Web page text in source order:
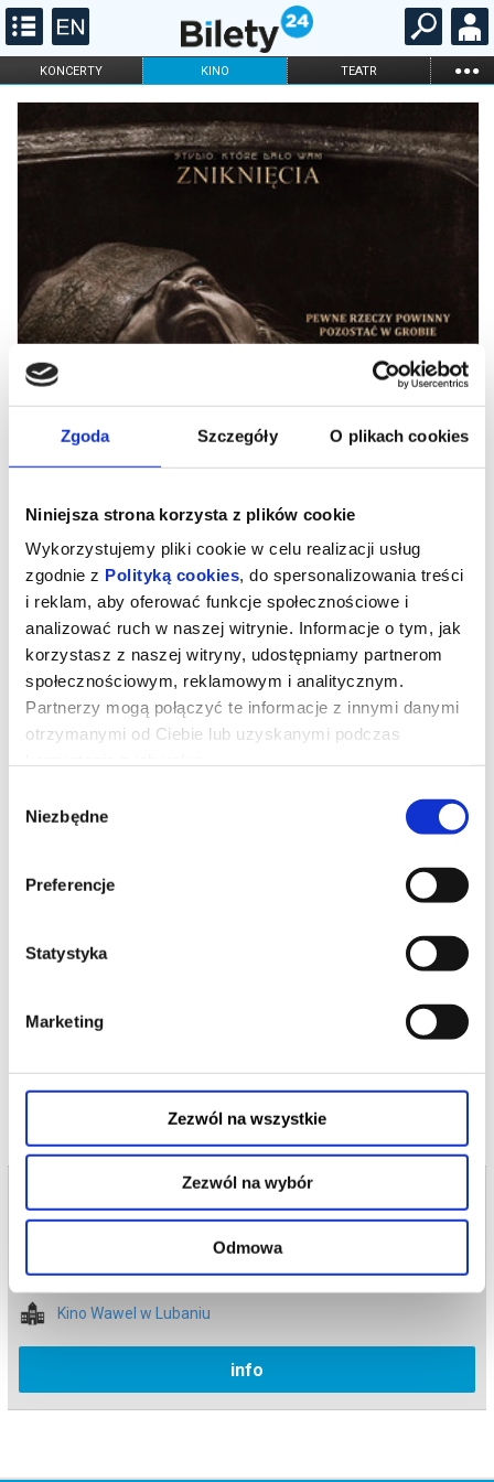
Zgoda Szczegóły O plikach cookies
Niniejsza strona korzysta z plików cookie
Wykorzystujemy pliki cookie w celu realizacji usług
zgodnie z Polityką cookies, do spersonalizowania treści
i reklam, aby oferować funkcje społecznościowe i
analizować ruch w naszej witrynie. Informacje o tym, jak
korzystasz z naszej witryny, udostępniamy partnerom
społecznościowym, reklamowym i analitycznym.
Partnerzy mogą połączyć te informacje z innymi danymi
otrzymanymi od Ciebie lub uzyskanymi podczas
zgody
Niezbędne
Preferencje
Statystyka
Marketing
Zezwól na wszystkie
Zezwól na wybór
Odmowa
KONCERTY KINO TEATR ...
FILHARMONIA OPERA I BALET
DLA DZIECI
ONLINE KARNETY
Mumia: Film Lee Cronina
Młoda córka dziennikarza znika bez śladu na pustyni. Po ośmiu
ale to, co powinno być radosnym wydarzeniem, zmienia się w
koszmar na jawie.
Bezpieczne zakupy w Bilety24. W przypadku odwołania
wydarzenia, gwarantujemy automatyczny zwrot środków
potwierdzony komunikatem wysyłanym na adres e-mail, podany
19.05.2026 , g. 19:15 (wtorek)
Lubań
Kino Wawel w Lubaniu
info